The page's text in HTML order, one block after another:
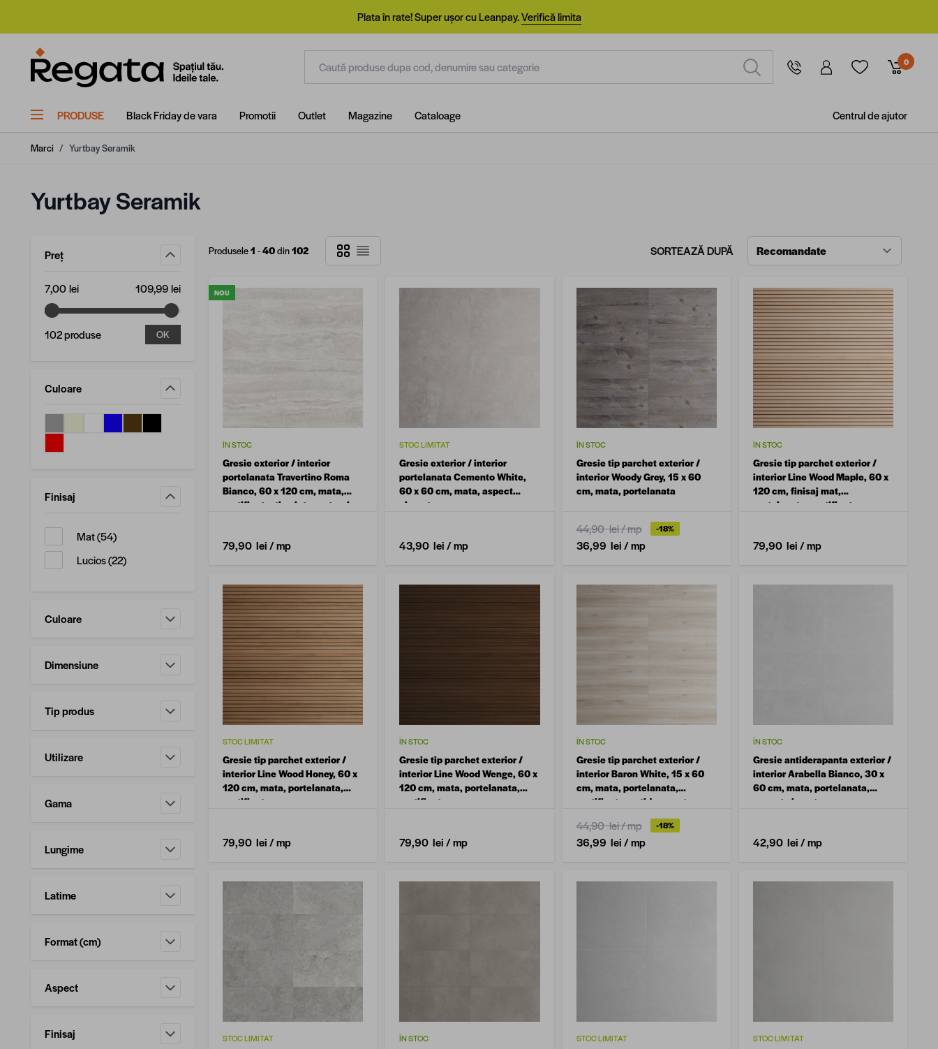
Plata în rate! Super ușor cu Leanpay.Verifică limita
0
PRODUSE Black Friday de vara Promotii Outlet Magazine Cataloage Centrul de ajutor
Marci / Yurtbay Seramik
Yurtbay Seramik
Preț
Valoare minimă
7,00 lei Valoare maximă
109,99 lei
102 produse OK
Culoare
Finisaj
Mat(54produse disponibile
)
Lucios(22produse disponibile
)
Culoare
Dimensiune
Tip produs
Utilizare
Gama
Lungime
Latime
Format (cm)
Aspect
Finisaj
Produsele1 -40din102 Grilă
Listă SORTEAZĂ DUPĂ
NOU
ÎN STOC
Gresie exterior / interior
portelanata Travertino Roma
Bianco, 60 x 120 cm, mata,
rectificata, tip piatra naturala
79,90 lei/ mp
STOC LIMITAT
Gresie exterior / interior
portelanata Cemento White,
60 x 60 cm, mata, aspect
ciment
43,90 lei/ mp
ÎN STOC
Gresie tip parchet exterior /
interior Woody Grey, 15 x 60
cm, mata, portelanata
44,90 lei/ mp -18%
36,99 lei/ mp
ÎN STOC
Gresie tip parchet exterior /
interior Line Wood Maple, 60 x
120 cm, finisaj mat,
portelanata, rectificata
79,90 lei/ mp
STOC LIMITAT
Gresie tip parchet exterior /
interior Line Wood Honey, 60 x
120 cm, mata, portelanata,
rectificata
79,90 lei/ mp
ÎN STOC
Gresie tip parchet exterior /
interior Line Wood Wenge, 60 x
120 cm, mata, portelanata,
rectificata
79,90 lei/ mp
ÎN STOC
Gresie tip parchet exterior /
interior Baron White, 15 x 60
cm, mata, portelanata,
rectificata, antiderapanta
44,90 lei/ mp -18%
36,99 lei/ mp
ÎN STOC
Gresie antiderapanta exterior /
interior Arabella Bianco, 30 x
60 cm, mata, portelanata,
aspect ciment
42,90 lei/ mp
STOC LIMITAT ÎN STOC STOC LIMITAT STOC LIMITAT